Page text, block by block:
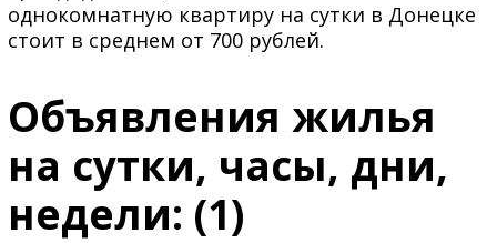
однокомнатную квартиру на сутки в Донецке
стоит в среднем от 700 рублей.
Объявления жилья
на сутки, часы, дни,
недели: (1)